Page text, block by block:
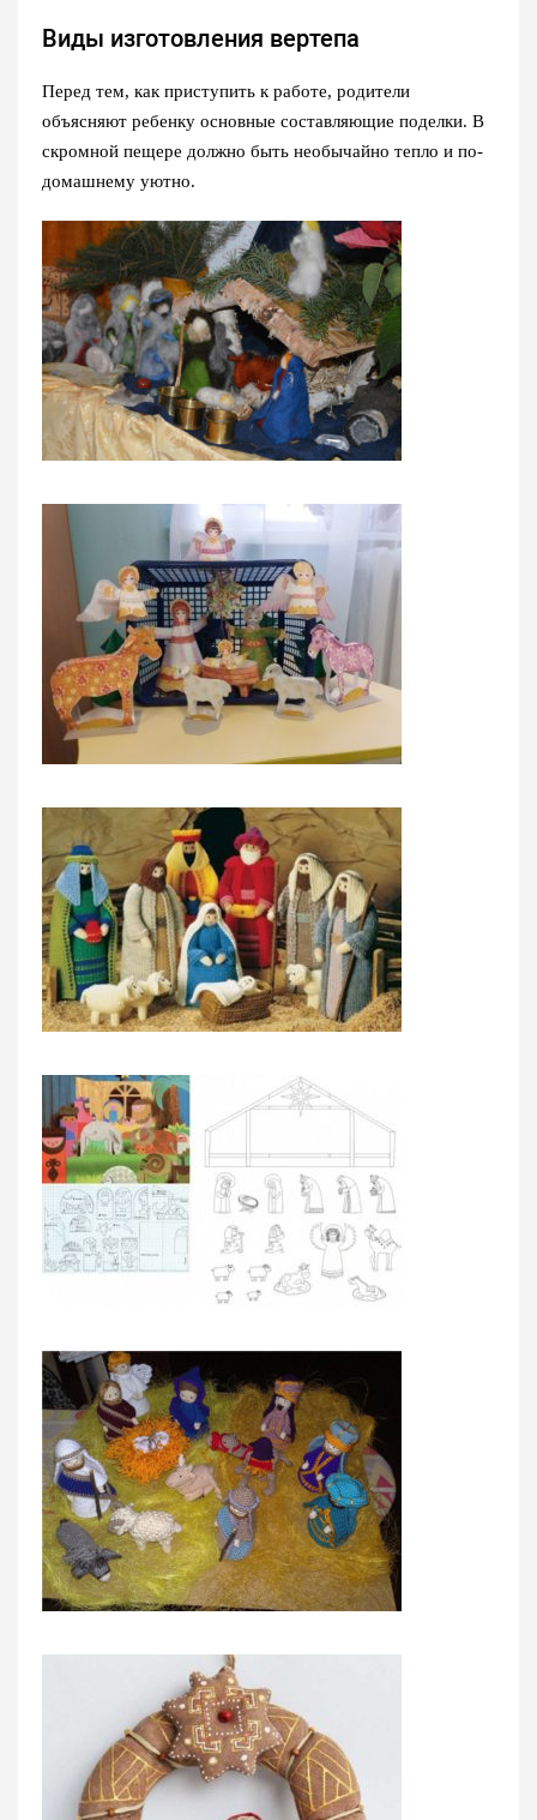
Виды изготовления вертепа
Перед тем, как приступить к работе, родители
объясняют ребенку основные составляющие поделки. В
скромной пещере должно быть необычайно тепло и по-
домашнему уютно.